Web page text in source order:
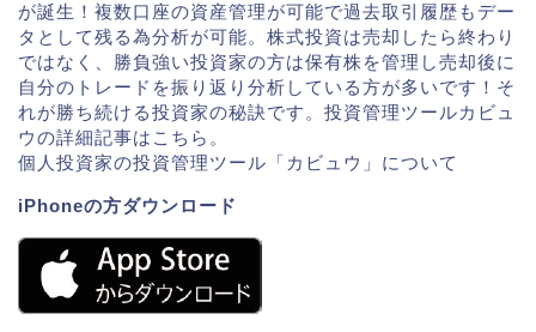
が誕生！複数口座の資産管理が可能で過去取引履歴もデー
タとして残る為分析が可能。株式投資は売却したら終わり
ではなく、勝負強い投資家の方は保有株を管理し売却後に
自分のトレードを振り返り分析している方が多いです！そ
れが勝ち続ける投資家の秘訣です。投資管理ツールカビュ
ウの詳細記事はこちら。
個人投資家の投資管理ツール「カビュウ」について
iPhoneの方ダウンロード